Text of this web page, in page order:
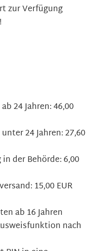
zur Verfügung
24 Jahren: 46,00
24 Jahren: 27,60
der Behörde: 6,00
15,00EUR
ab 16 Jahren
nach